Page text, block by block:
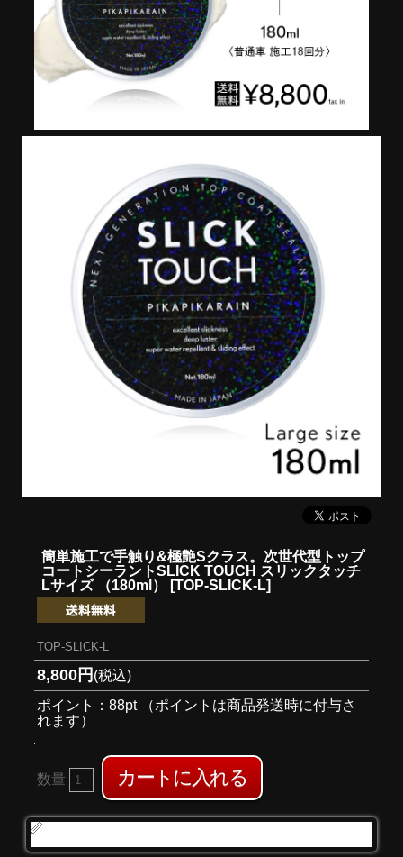
簡単施工で手触り&極艶Sクラス。次世代型トップ
コートシーラントSLICK TOUCH スリックタッチ
Lサイズ （180ml） [TOP-SLICK-L]
TOP-SLICK-L
8,800円 (税込)
ポイント：88pt （ポイントは商品発送時に付与さ
れます）
数量